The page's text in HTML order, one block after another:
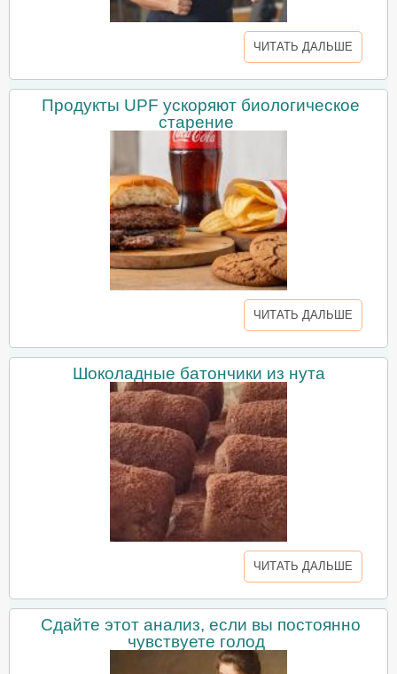
ЧИТАТЬ ДАЛЬШЕ
Продукты UPF ускоряют биологическое
старение
ЧИТАТЬ ДАЛЬШЕ
Шоколадные батончики из нута
ЧИТАТЬ ДАЛЬШЕ
Сдайте этот анализ, если вы постоянно
чувствуете голод